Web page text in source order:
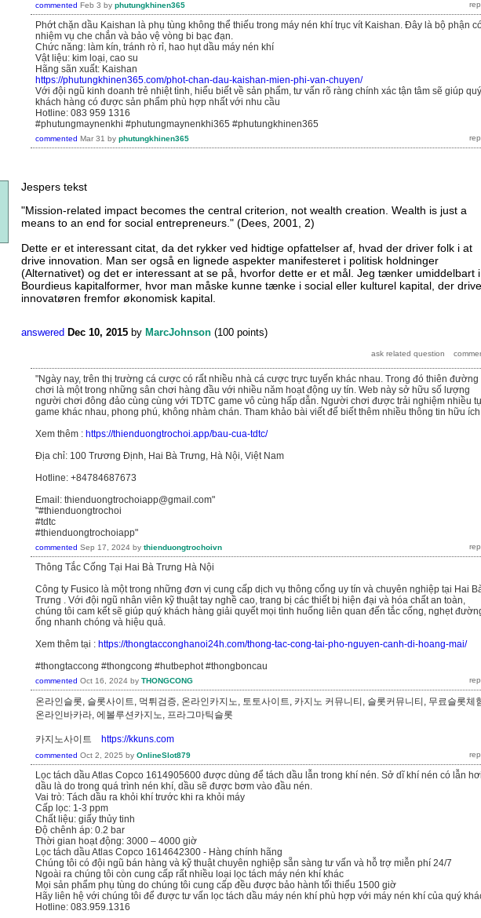
commented Feb 3 by phutungkhinen365
Phớt chặn dầu Kaishan là phụ tùng không thể thiếu trong máy nén khí trục vít Kaishan. Đây là bộ phận
nhiệm vụ che chắn và bảo vệ vòng bi bạc đạn.
Chức năng: làm kín, tránh rò rỉ, hao hụt dầu máy nén khí
Vật liệu: kim loại, cao su
Hãng sãn xuất: Kaishan
https://phutungkhinen365.com/phot-chan-dau-kaishan-mien-phi-van-chuyen/
Với đội ngũ kinh doanh trẻ nhiệt tình, hiểu biết về sản phẩm, tư vấn rõ ràng chính xác tận tâm sẽ giúp quý
khách hàng có được sản phẩm phù hợp nhất với nhu cầu
Hotline: 083 959 1316
#phutungmaynenkhi #phutungmaynenkhi365 #phutungkhinen365
commented Mar 31 by phutungkhinen365
Jespers tekst
"Mission-related impact becomes the central criterion, not wealth creation. Wealth is just a
means to an end for social entrepreneurs." (Dees, 2001, 2)
Dette er et interessant citat, da det rykker ved hidtige opfattelser af, hvad der driver folk i at
drive innovation. Man ser også en lignede aspekter manifesteret i politisk holdninger
(Alternativet) og det er interessant at se på, hvorfor dette er et mål. Jeg tænker umiddelbart i
Bourdieus kapitalformer, hvor man måske kunne tænke i social eller kulturel kapital, der
innovatøren fremfor økonomisk kapital.
answered Dec 10, 2015 by MarcJohnson (100 points)
"Ngày nay, trên thị trường cá cược có rất nhiều nhà cá cược trực tuyến khác nhau. Trong đó thiên đường
chơi là một trong những sân chơi hàng đầu với nhiều năm hoạt động uy tín. Web này sở hữu số lượng
người chơi đông đảo cùng cùng với TDTC game vô cùng hấp dẫn. Người chơi được trải nghiệm nhiều
game khác nhau, phong phú, không nhàm chán. Tham khảo bài viết để biết thêm nhiều thông tin hữu
Xem thêm : https://thienduongtrochoi.app/bau-cua-tdtc/
Địa chỉ: 100 Trương Định, Hai Bà Trưng, Hà Nội, Việt Nam
Hotline: +84784687673
Email: thienduongtrochoiapp@gmail.com"
"#thienduongtrochoi
#tdtc
#thienduongtrochoiapp"
commented Sep 17, 2024 by thienduongtrochoivn
Thông Tắc Cống Tại Hai Bà Trưng Hà Nội
Công ty Fusico là một trong những đơn vị cung cấp dịch vụ thông cống uy tín và chuyên nghiệp tại Hai
Trưng . Với đội ngũ nhân viên kỹ thuật tay nghề cao, trang bị các thiết bị hiện đại và hóa chất an toàn,
chúng tôi cam kết sẽ giúp quý khách hàng giải quyết mọi tình huống liên quan đến tắc cống, nghẹt
ống nhanh chóng và hiệu quả.
Xem thêm tại : https://thongtacconghanoi24h.com/thong-tac-cong-tai-pho-nguyen-canh-di-hoang-mai/
#thongtaccong #thongcong #hutbephot #thongboncau
commented Oct 16, 2024 by THONGCONG
온라인슬롯, 슬롯사이트, 먹튀검증, 온라인카지노, 토토사이트, 카지노 커뮤니티, 슬롯커뮤니티, 무료슬롯체
온라인바카라, 에볼루션카지노, 프라그마틱슬롯
카지노사이트 https://kkuns.com
commented Oct 2, 2025 by OnlineSlot879
Lọc tách dầu Atlas Copco 1614905600 được dùng để tách dầu lẫn trong khí nén. Sở dĩ khí nén có lẫn
dầu là do trong quá trình nén khí, dầu sẽ được bơm vào đầu nén.
Vai trò: Tách dầu ra khỏi khí trước khi ra khỏi máy
Cấp lọc: 1-3 ppm
Chất liệu: giấy thủy tinh
Độ chênh áp: 0.2 bar
Thời gian hoạt động: 3000 – 4000 giờ
Lọc tách dầu Atlas Copco 1614642300 - Hàng chính hãng
Chúng tôi có đội ngũ bán hàng và kỹ thuật chuyên nghiệp sẵn sàng tư vấn và hỗ trợ miễn phí 24/7
Ngoài ra chúng tôi còn cung cấp rất nhiều loại lọc tách máy nén khí khác
Mọi sản phẩm phụ tùng do chúng tôi cung cấp đều được bảo hành tối thiểu 1500 giờ
Hãy liên hệ với chúng tôi để được tư vấn lọc tách dầu máy nén khí phù hợp với máy nén khí của quý
Hotline: 083.959.1316